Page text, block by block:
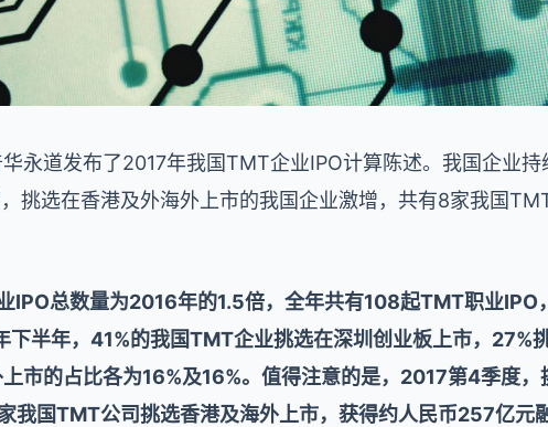
永道发布了2017年我国TMT企业IPO计算陈述。我国企业
挑选在香港及外海外上市的我国企业激增，共有8家我国
IPO总数量为2016年的1.5倍，全年共有108起TMT职业IPO
下半年，41%的我国TMT企业挑选在深圳创业板上市，27%
市的占比各为16%及16%。值得注意的是，2017第4季度
我国TMT公司挑选香港及海外上市，获得约人民币257亿元